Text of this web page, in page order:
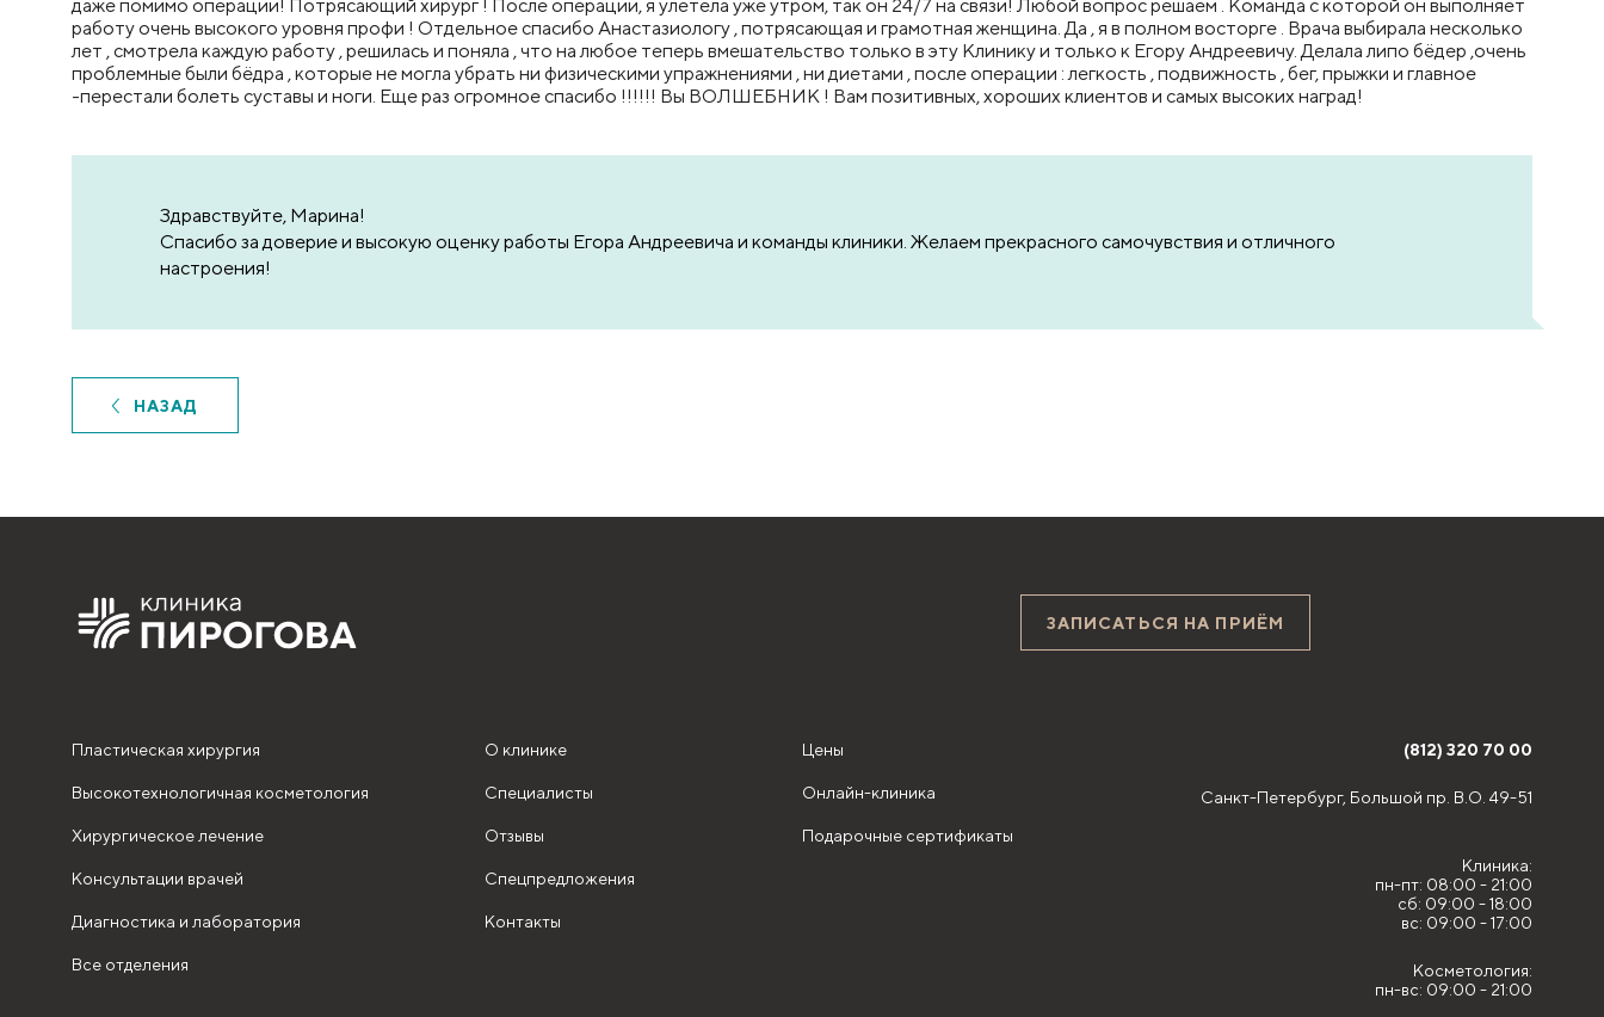
даже помимо операции! Потрясающий хирург ! После операции, я улетела уже утром, так он 24/7 на связи! Любой вопрос решаем . Команда с которой он выполняет
работу очень высокого уровня профи ! Отдельное спасибо Анастазиологу , потрясающая и грамотная женщина. Да , я в полном восторге . Врача выбирала несколько
лет , смотрела каждую работу , решилась и поняла , что на любое теперь вмешательство только в эту Клинику и только к Егору Андреевичу. Делала липо бёдер ,очень
проблемные были бёдра , которые не могла убрать ни физическими упражнениями , ни диетами , после операции : легкость , подвижность , бег, прыжки и главное
-перестали болеть суставы и ноги. Еще раз огромное спасибо !!!!!! Вы ВОЛШЕБНИК ! Вам позитивных, хороших клиентов и самых высоких наград!
Здравствуйте, Марина!
Спасибо за доверие и высокую оценку работы Егора Андреевича и команды клиники. Желаем прекрасного самочувствия и отличного
настроения!
НАЗАД
ЗАПИСАТЬСЯ НА ПРИЁМ
Пластическая хирургия
Высокотехнологичная косметология
Хирургическое лечение
Консультации врачей
Диагностика и лаборатория
Все отделения
О клинике
Специалисты
Отзывы
Спецпредложения
Контакты
Цены
Онлайн-клиника
Подарочные сертификаты
(812) 320 70 00
Санкт-Петербург, Большой пр. В.О. 49-51
Клиника:
пн-пт: 08:00 - 21:00
сб: 09:00 - 18:00
вс: 09:00 - 17:00
Косметология:
пн-вс: 09:00 - 21:00